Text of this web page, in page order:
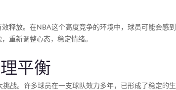
释放。在NBA这个高度竞争的环境中，球员可能会
重新调整心态，稳定情绪。
平衡
战。许多球员在一支球队效力多年，已形成了稳定